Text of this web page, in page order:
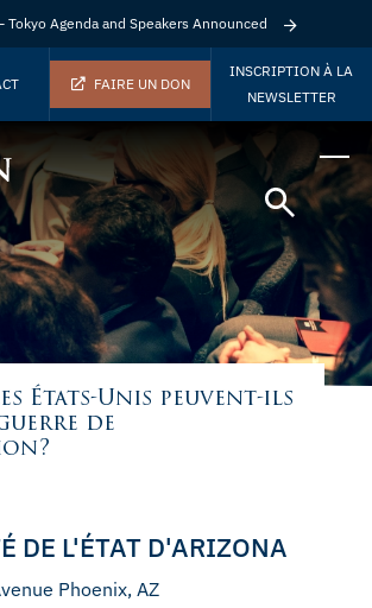
Tokyo Agenda and Speakers Announced
FAIRE UN DON
INSCRIPTION À LA
NEWSLETTER
États-Unis peuvent-ils
de
DE L'ÉTAT D'ARIZONA
Phoenix, AZ